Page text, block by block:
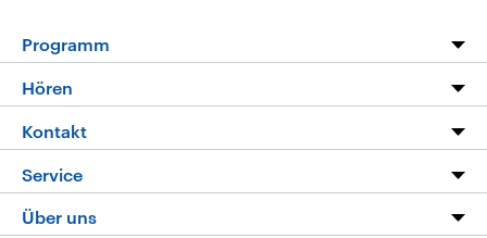
Programm
Die Nachrichten
Nachrichtenleicht
Neue Beiträge auf dlf.de
Hören
Livestream
Podcasts
Deutschlandfunk App
Kontakt
Service
FAQ
Über uns